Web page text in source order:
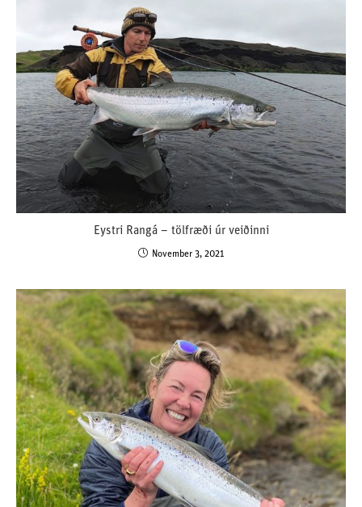
Eystri Rangá – tölfræði úr veiðinni
November 3, 2021